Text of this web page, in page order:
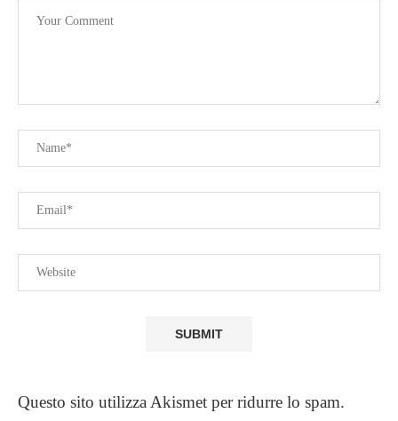
Questo sito utilizza Akismet per ridurre lo spam.